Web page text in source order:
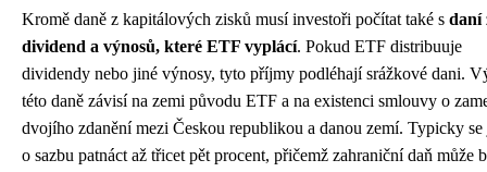
Kromě daně z kapitálových zisků musí investoři počítat také s daní
dividend a výnosů, které ETF vyplácí. Pokud ETF distribuuje
dividendy nebo jiné výnosy, tyto příjmy podléhají srážkové dani.
této daně závisí na zemi původu ETF a na existenci smlouvy o
dvojího zdanění mezi Českou republikou a danou zemí. Typicky se
o sazbu patnáct až třicet pět procent, přičemž zahraniční daň může